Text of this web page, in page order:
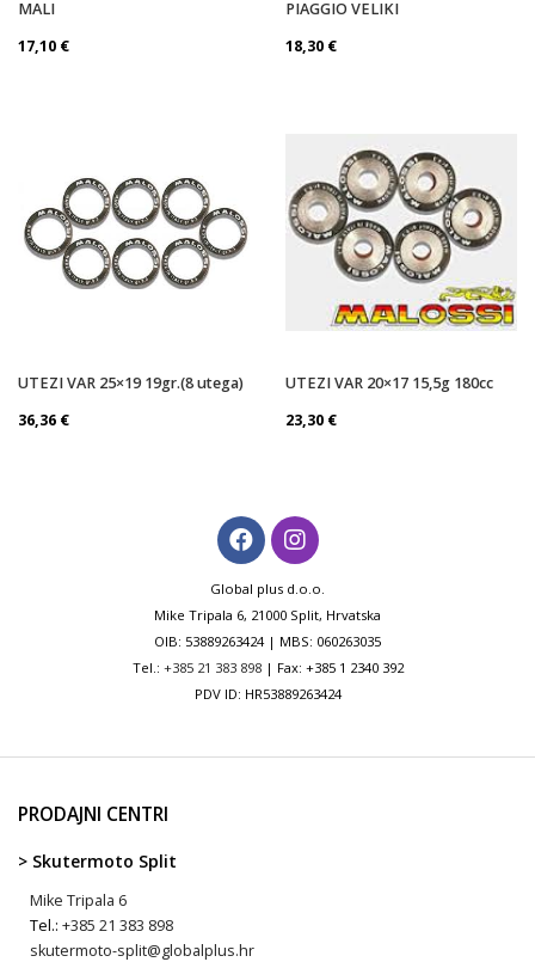
MALI
17,10 €
PIAGGIO VELIKI
18,30 €
UTEZI VAR 25×19 19gr.(8 utega)
36,36 €
UTEZI VAR 20×17 15,5g 180cc
23,30 €
Global plus d.o.o.
Mike Tripala 6, 21000 Split, Hrvatska
OIB: 53889263424 | MBS: 060263035
Tel.: +385 21 383 898| Fax: +385 1 2340 392
PDV ID: HR53889263424
PRODAJNI CENTRI
> Skutermoto Split
Mike Tripala 6
Tel.: +385 21 383 898
skutermoto-split@globalplus.hr